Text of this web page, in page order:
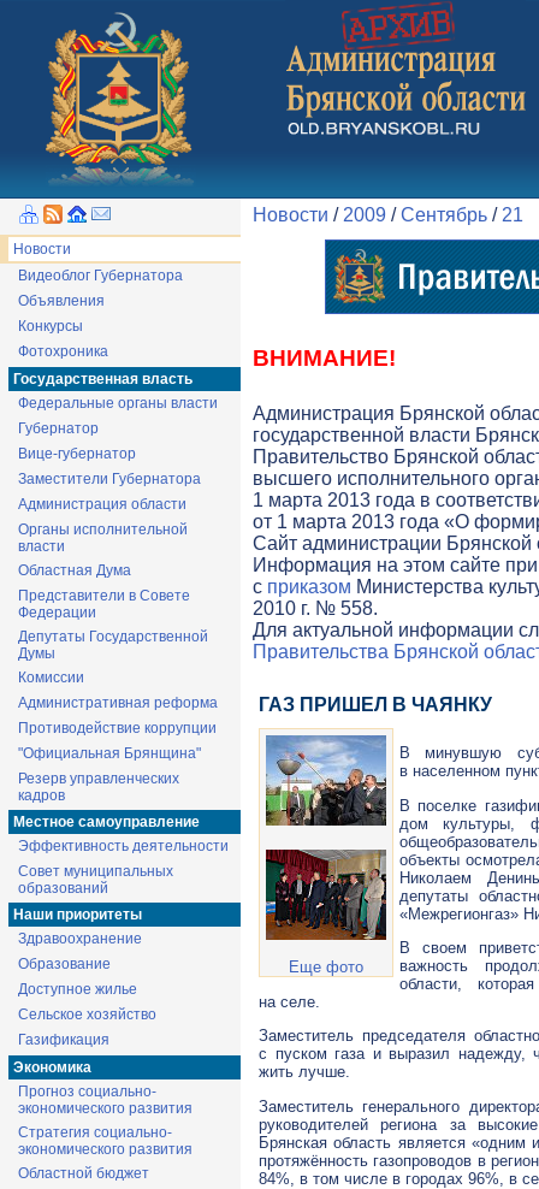
Новости
Видеоблог Губернатора
Объявления
Конкурсы
Фотохроника
Государственная власть
Федеральные органы власти
Губернатор
Вице-губернатор
Заместители Губернатора
Администрация области
Органы исполнительной
власти
Областная Дума
Представители в Совете
Федерации
Депутаты Государственной
Думы
Комиссии
Административная реформа
Противодействие коррупции
"Официальная Брянщина"
Резерв управленческих
кадров
Местное самоуправление
Эффективность деятельности
Совет муниципальных
образований
Наши приоритеты
Здравоохранение
Образование
Доступное жилье
Сельское хозяйство
Газификация
Экономика
Прогноз социально-
экономического развития
Стратегия социально-
экономического развития
Областной бюджет
Новости / 2009 /Сентябрь / 21
ВНИМАНИЕ!
Администрация Брянской
государственной власти
Правительство Брянской
высшего исполнительного
1 марта 2013 года в
от 1 марта 2013 года «О
Cайт администрации Брянской
Информация на этом сайте
с приказом Министерства
2010 г. № 558.
Для актуальной информации
Правительства Брянской
ГАЗ ПРИШЕЛ В ЧАЯНКУ
Еще фото
В минувшую
в населенном
В поселке
дом культуры,
объекты
Николаем
депутаты
«Межрегионгаз»
В своем
важность
области,
на селе.
Заместитель председателя
с пуском газа и выразил надежду,
жить лучше.
Заместитель генерального
руководителей региона за
Брянская область является
протяжённость газопроводов в
84%, в том числе в городах 96%, в